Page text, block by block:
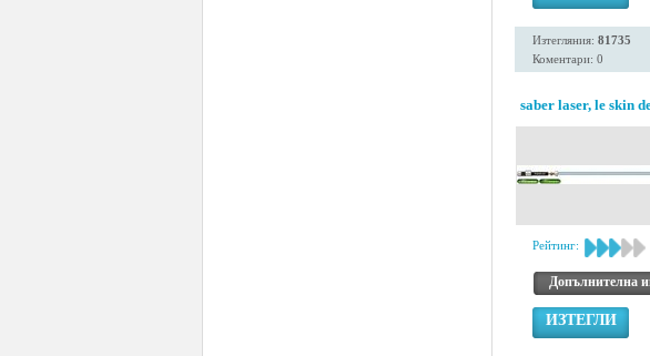
Изтегляния: 81735
Коментари: 0
saber laser, le skin
Рейтинг:
Допълнителна
ИЗТЕГЛИ